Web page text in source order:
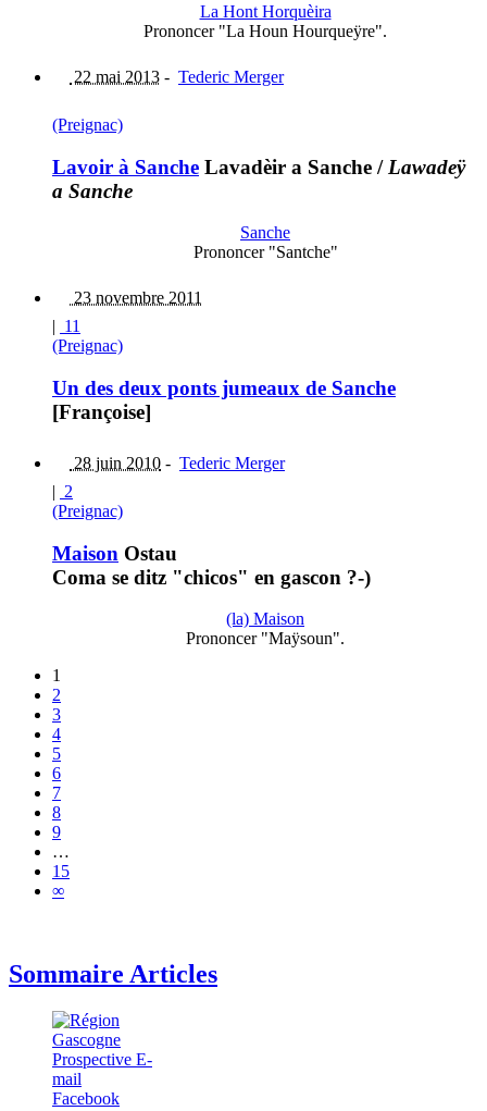
La Hont Horquèira
Prononcer "La Houn Hourqueÿre".
22 mai 2013 - Tederic Merger
(Preignac)
Lavoir à Sanche Lavadèir a Sanche / Lawadeÿ
a Sanche
Sanche
Prononcer "Santche"
23 novembre 2011
| 11
(Preignac)
Un des deux ponts jumeaux de Sanche
[Françoise]
28 juin 2010 - Tederic Merger
| 2
(Preignac)
Maison Ostau
Coma se ditz "chicos" en gascon ?-)
(la) Maison
Prononcer "Maÿsoun".
1
2
3
4
5
6
7
8
9
…
15
∞
Sommaire Articles